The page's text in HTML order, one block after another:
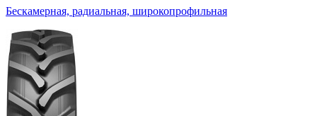
Бескамерная, радиальная, широкопрофильная